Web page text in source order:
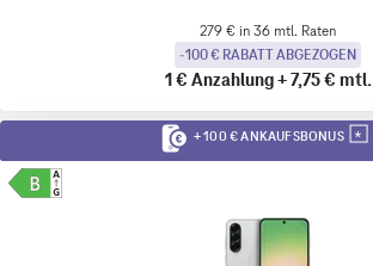
279 € in 36 mtl. Raten
-100 € RABATT ABGEZOGEN
1 € Anzahlung+7,75 € mtl.
+ 100 € ANKAUFSBONUS